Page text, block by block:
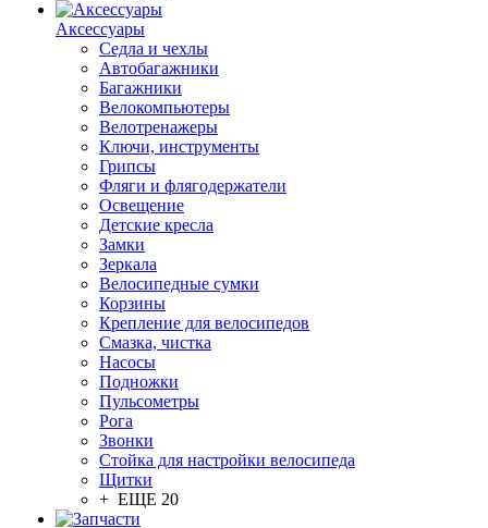
Аксессуары
Седла и чехлы
Автобагажники
Багажники
Велокомпьютеры
Велотренажеры
Ключи, инструменты
Грипсы
Фляги и флягодержатели
Освещение
Детские кресла
Замки
Зеркала
Велосипедные сумки
Корзины
Крепление для велосипедов
Смазка, чистка
Насосы
Подножки
Пульсометры
Рога
Звонки
Стойка для настройки велосипеда
Щитки
+ ЕЩЕ 20